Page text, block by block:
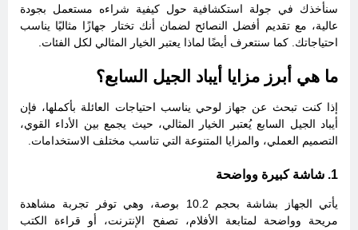
سنأخذك في جولة استكشافية حول كيفية شراءه مستعمل بجودة
عالية، مع تقديم أفضل النصائح لضمان أنك تختار جهازًا مثاليًا يناسب
احتياجاتك. كما سنتعرف أيضًا لماذا يعتبر الخيار المثالي لكل الفئات.
ما هي أبرز مزايا أيباد الجيل السابع؟
إذا كنت تبحث عن جهاز لوحي يناسب احتياجات العائلة بأكملها، فإن
أيباد الجيل السابع يُعتبر الخيار المثالي، حيث يجمع بين الأداء القوي،
التصميم العملي، والمزايا المتنوعة التي تناسب مختلف الاستخدامات.
1. شاشة كبيرة وواضحة
يأتي الجهاز بشاشة بحجم 10.2 بوصة، وهي توفر تجربة مشاهدة
مريحة وواضحة لمتابعة الأفلام، تصفح الإنترنت، أو قراءة الكتب